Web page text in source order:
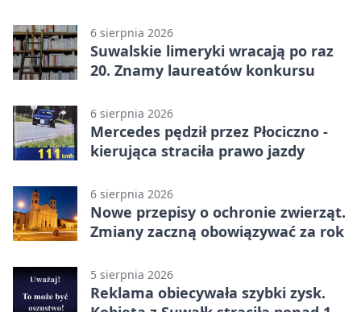
6 sierpnia 2026
Suwalskie limeryki wracają po raz
20. Znamy laureatów konkursu
6 sierpnia 2026
Mercedes pędził przez Płociczno -
kierująca straciła prawo jazdy
6 sierpnia 2026
Nowe przepisy o ochronie zwierząt.
Zmiany zaczną obowiązywać za rok
5 sierpnia 2026
Reklama obiecywała szybki zysk.